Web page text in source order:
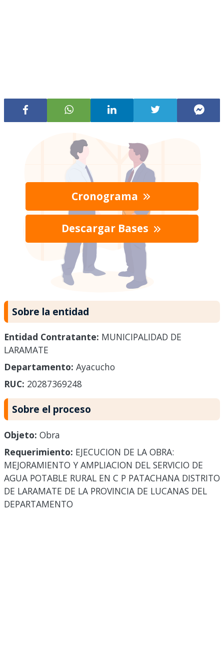
Cronograma
Descargar Bases
Sobre la entidad
Entidad Contratante: MUNICIPALIDAD DE
LARAMATE
Departamento: Ayacucho
RUC: 20287369248
Sobre el proceso
Objeto: Obra
Requerimiento: EJECUCION DE LA OBRA:
MEJORAMIENTO Y AMPLIACION DEL SERVICIO DE
AGUA POTABLE RURAL EN C P PATACHANA DISTRITO
DE LARAMATE DE LA PROVINCIA DE LUCANAS DEL
DEPARTAMENTO